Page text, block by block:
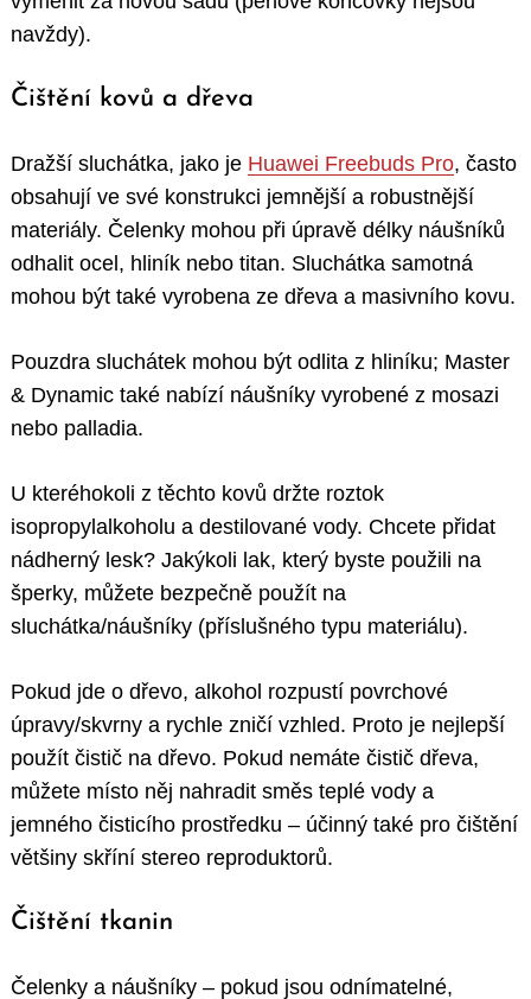
navždy).
Čištění kovů a dřeva
Dražší sluchátka, jako je Huawei Freebuds Pro, často
obsahují ve své konstrukci jemnější a robustnější
materiály. Čelenky mohou při úpravě délky náušníků
odhalit ocel, hliník nebo titan. Sluchátka samotná
mohou být také vyrobena ze dřeva a masivního kovu.
Pouzdra sluchátek mohou být odlita z hliníku; Master
& Dynamic také nabízí náušníky vyrobené z mosazi
nebo palladia.
U kteréhokoli z těchto kovů držte roztok
isopropylalkoholu a destilované vody. Chcete přidat
nádherný lesk? Jakýkoli lak, který byste použili na
šperky, můžete bezpečně použít na
sluchátka/náušníky (příslušného typu materiálu).
Pokud jde o dřevo, alkohol rozpustí povrchové
úpravy/skvrny a rychle zničí vzhled. Proto je nejlepší
použít čistič na dřevo. Pokud nemáte čistič dřeva,
můžete místo něj nahradit směs teplé vody a
jemného čisticího prostředku – účinný také pro čištění
většiny skříní stereo reproduktorů.
Čištění tkanin
Čelenky a náušníky – pokud jsou odnímatelné,